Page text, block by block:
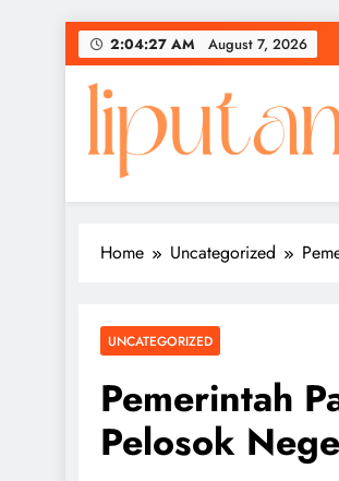
Skip
to
content
2:04:27 AM August 7, 2026
Home Uncategorized
UNCATEGORIZED
Pemerintah
Pelosok